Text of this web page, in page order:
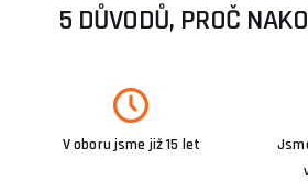
5 DŮVODŮ, PROČ
V oboru jsme již 15 let